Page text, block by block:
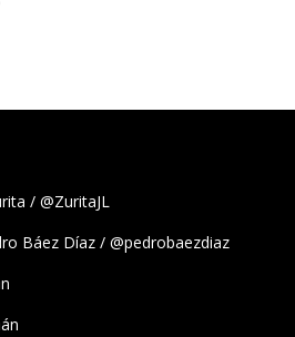
/ @ZuritaJL
Báez Díaz / @pedrobaezdiaz